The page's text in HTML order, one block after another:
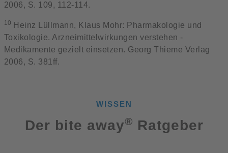
2006, S. 109, 112-114.
10 Heinz Lüllmann, Klaus Mohr: Pharmakologie und
Toxikologie. Arzneimittelwirkungen verstehen -
Medikamente gezielt einsetzen. Georg Thieme Verlag
2006, S. 381ff.
WISSEN
Der bite away® Ratgeber